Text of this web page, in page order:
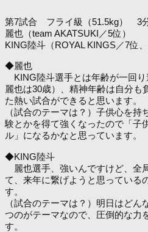
第7試合 フライ級（51.5kg） 3分
麗也（team AKATSUKI／5位）
KING陸斗（ROYAL KINGS／7位
◆麗也
KING陸斗選手とは年齢が一回り
麗也は30歳）、精神年齢は自分も
た熱い試合ができると思います。
（試合のテーマは？）子供心を
験とかを得て強くなったので「子
ル」になるかなと思っています。
◆KING陸斗
麗也選手、強いんですけど、全
て、来年に繋げようと思っている
す。
（試合のテーマは？）明日はど
つのがテーマなので、圧倒的な力
す。